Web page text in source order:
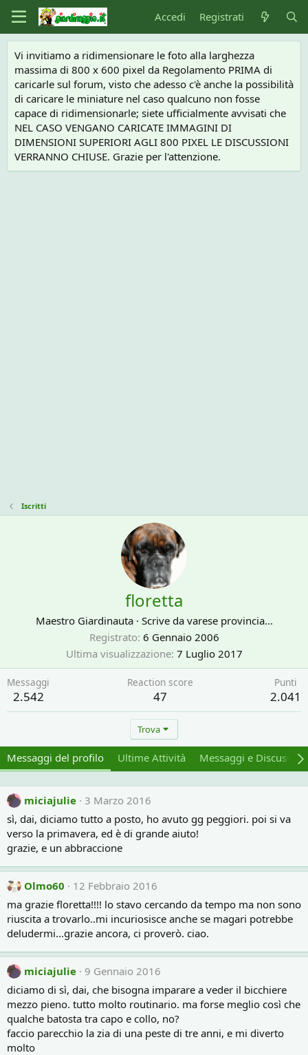
Accedi Registrati
Vi invitiamo a ridimensionare le foto alla larghezza
massima di 800 x 600 pixel da Regolamento PRIMA di
caricarle sul forum, visto che adesso c'è anche la possibilità
di caricare le miniature nel caso qualcuno non fosse
capace di ridimensionarle; siete ufficialmente avvisati che
NEL CASO VENGANO CARICATE IMMAGINI DI
DIMENSIONI SUPERIORI AGLI 800 PIXEL LE DISCUSSIONI
VERRANNO CHIUSE. Grazie per l'attenzione.
Iscritti
floretta
Maestro Giardinauta · Scrive da varese provincia...
Registrato 6 Gennaio 2006
Ultima visualizzazione 7 Luglio 2017
Messaggi
2.542
Reaction score
47
Punti
2.041
Trova
Messaggi del profilo Ultime Attività Messaggi e
miciajulie 3 Marzo 2016
sì, dai, diciamo tutto a posto, ho avuto gg peggiori. poi si va
verso la primavera, ed è di grande aiuto!
grazie, e un abbraccione
Olmo60
12 Febbraio 2016
ma grazie floretta!!!! lo stavo cercando da tempo ma non sono
riuscita a trovarlo..mi incuriosisce anche se magari potrebbe
deludermi...grazie ancora, ci proverò. ciao.
miciajulie
9 Gennaio 2016
diciamo di sì, dai, che bisogna imparare a veder il bicchiere
mezzo pieno. tutto molto routinario. ma forse meglio così che
qualche batosta tra capo e collo, no?
faccio parecchio la zia di una peste di tre anni, e mi diverto
molto